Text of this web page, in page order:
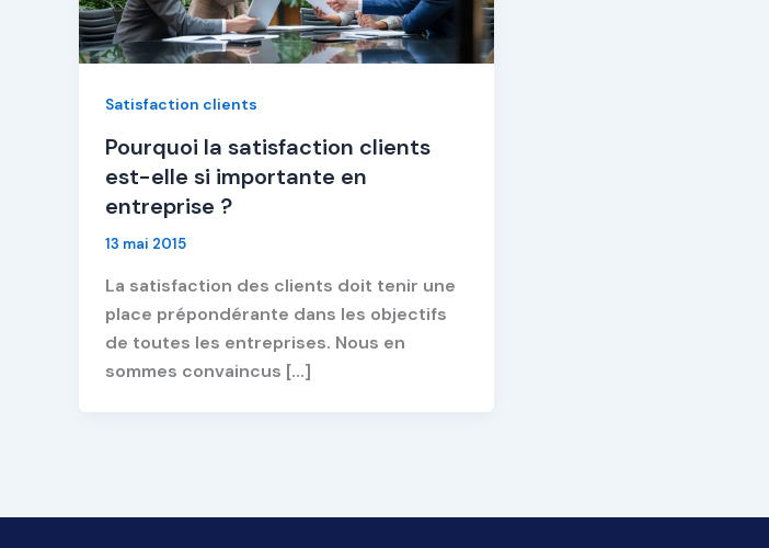
Satisfaction clients
Pourquoi la satisfaction clients
est-elle si importante en
entreprise ?
13 mai 2015
La satisfaction des clients doit tenir une
place prépondérante dans les objectifs
de toutes les entreprises. Nous en
sommes convaincus […]